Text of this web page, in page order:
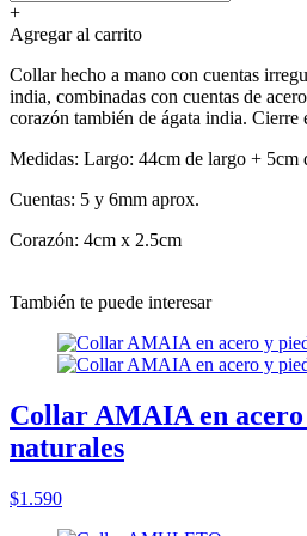
+
Agregar al carrito
Collar hecho a mano con cuentas
india, combinadas con cuentas de
corazón también de ágata india. Cierre
Medidas: Largo: 44cm de largo + 5cm
Cuentas: 5 y 6mm aprox.
Corazón: 4cm x 2.5cm
También te puede interesar
Collar AMAIA en
naturales
$1.590